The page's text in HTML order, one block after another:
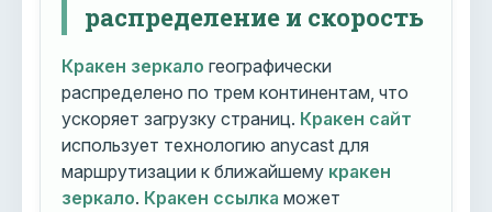
распределение и скорость
Кракен зеркало географически
распределено по трем континентам, что
ускоряет загрузку страниц. Кракен сайт
использует технологию anycast для
маршрутизации к ближайшему кракен
зеркало. Кракен ссылка может